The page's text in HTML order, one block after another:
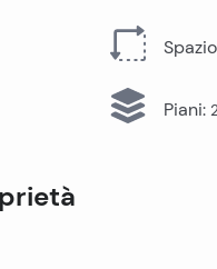
Piani: 2